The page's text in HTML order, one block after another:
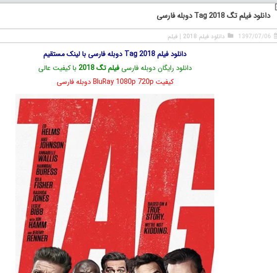
دانلود فیلم تگ Tag 2018 دوبله فارسی
1397/07/06 دانلود فیلم 2018 | فیلم
دانلود فیلم Tag 2018 دوبله فارسی با لینک مستقیم
دانلود رایگان دوبله فارسیفیلم تگ 2018
با کیفیت عالی
کیفیت BluRay 1080p 720p دوبله فارسی